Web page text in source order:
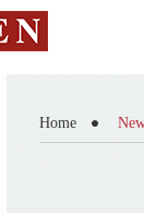
Home